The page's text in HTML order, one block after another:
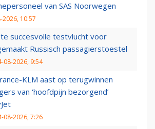
van SAS Noorwegen
2026, 10:57
succesvolle testvlucht voor
Russisch passagierstoestel
08-2026, 9:54
KLM aast op terugwinnen
van ‘hoofdpijn bezorgend’
08-2026, 7:26